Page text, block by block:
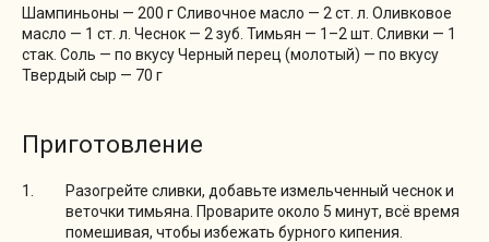
Шампиньоны — 200 г Сливочное масло — 2 ст. л. Оливковое
масло — 1 ст. л. Чеснок — 2 зуб. Тимьян — 1–2 шт. Сливки — 1
стак. Соль — по вкусу Черный перец (молотый) — по вкусу
Твердый сыр — 70 г
Приготовление
Разогрейте сливки, добавьте измельченный чеснок и
веточки тимьяна. Проварите около 5 минут, всё время
помешивая, чтобы избежать бурного кипения.